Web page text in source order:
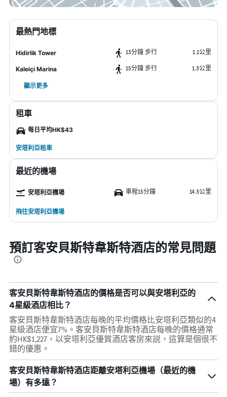
最熱門地標
Hidirlik Tower 13分鐘 步行 1.1公里
Kaleiçi Marina 15分鐘 步行 1.3公里
顯示更多
租車
每日平均HK$43
安塔利亞租車
最近的機場
安塔利亞機場 車程15分鐘 14.3公里
飛往安塔利亞機場
預訂客安貝斯特韋斯特酒店的常見問題
客安貝斯特韋斯特酒店的價格是否可以與安塔利亞的
4星級酒店相比？
客安貝斯特韋斯特酒店每晚的平均價格比安塔利亞類似的4
星級酒店便宜7%。客安貝斯特韋斯特酒店每晚的價格通常
約HK$1,227，以安塔利亞優質酒店客房來説，這算是個很不
錯的優惠。
客安貝斯特韋斯特酒店距離安塔利亞機場（最近的機
場）有多遠？